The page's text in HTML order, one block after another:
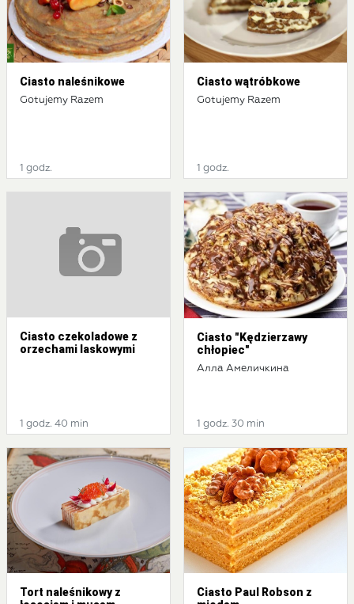
Ciasto naleśnikowe
Gotujemy Razem
1 godz.
Ciasto wątróbkowe
Gotujemy Razem
1 godz.
Ciasto czekoladowe z
orzechami laskowymi
1 godz. 40 min
Ciasto "Kędzierzawy
chłopiec"
Алла Амеличкина
1 godz. 30 min
Tort naleśnikowy z
Ciasto Paul Robson z